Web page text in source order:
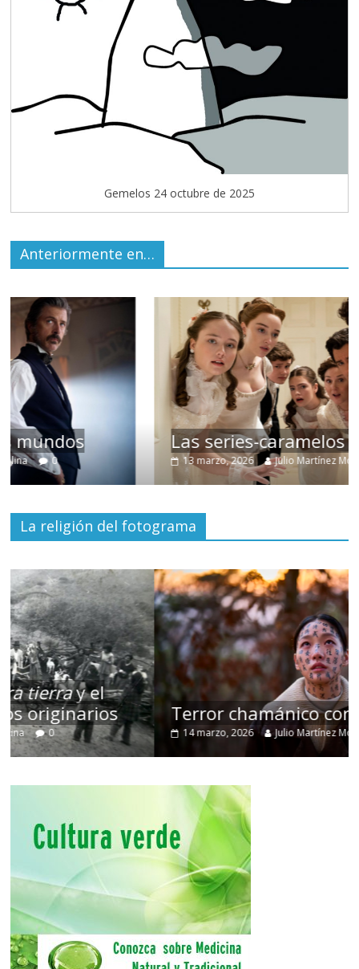
Gemelos 24 octubre de 2025
Anteriormente en…
Las series-caramelos de Shondaland
13 marzo, 2026 Julio Martínez Molina 0
La religión del fotograma
Terror chamánico coreano
14 marzo, 2026 Julio Martínez Molina 0